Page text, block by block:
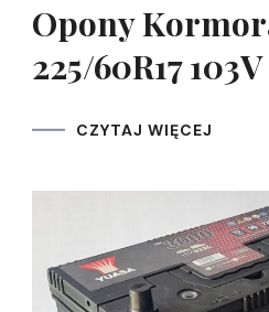
Opony
225/60R17
CZYTAJ WIĘCEJ